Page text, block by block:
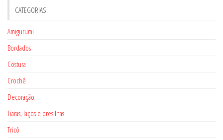
CATEGORIAS
Amigurumi
Bordados
Costura
Crochê
Decoração
Tiaras, laços e presilhas
Tricô